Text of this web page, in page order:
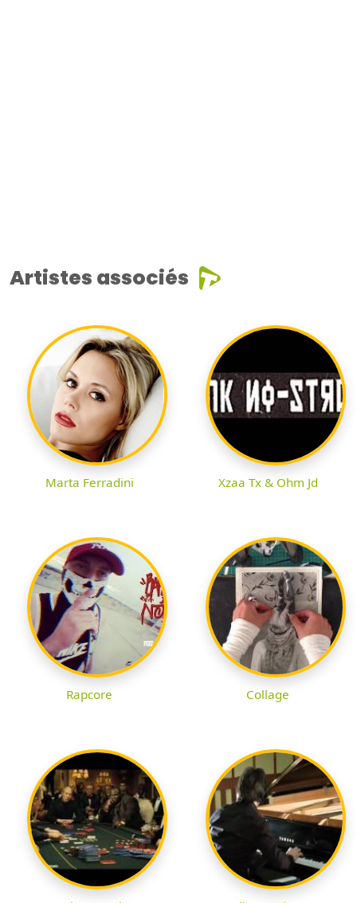
Artistes associés
Marta Ferradini Xzaa Tx & Ohm Jd
Rapcore Collage